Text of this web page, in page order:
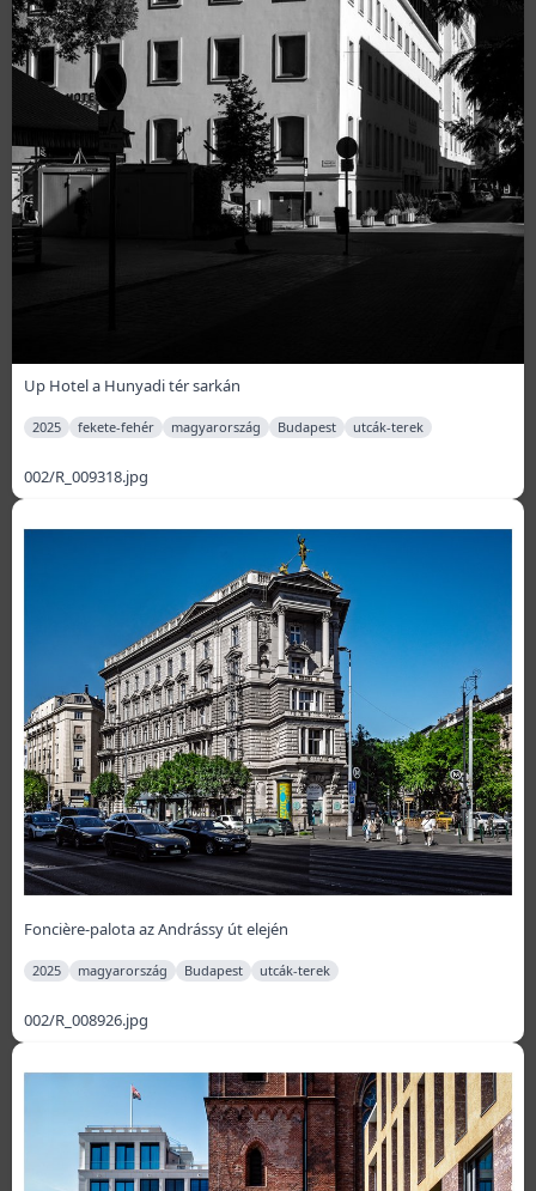
Up Hotel a Hunyadi tér sarkán
2025 fekete-fehér magyarország Budapest utcák-terek
002/R_009318.jpg
Foncière-palota az Andrássy út elején
2025 magyarország Budapest utcák-terek
002/R_008926.jpg